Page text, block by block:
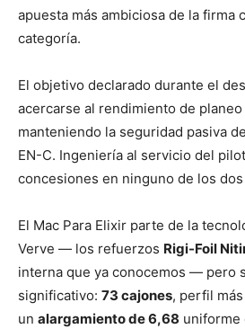
apuesta más ambiciosa de la firma
categoría.
El objetivo declarado durante el
acercarse al rendimiento de
manteniendo la seguridad pasiva
EN-C. Ingeniería al servicio del
concesiones en ninguno de los
El Mac Para Elixir parte de la
Verve — los refuerzos Rigi-Foil
interna que ya conocemos — pero
significativo: 73 cajones, perfil
un alargamiento de 6,68 uniforme